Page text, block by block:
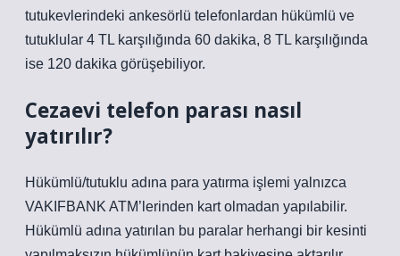
tutukevlerindeki ankesörlü telefonlardan hükümlü ve
tutuklular 4 TL karşılığında 60 dakika, 8 TL karşılığında
ise 120 dakika görüşebiliyor.
Cezaevi telefon parası nasıl
yatırılır?
Hükümlü/tutuklu adına para yatırma işlemi yalnızca
VAKIFBANK ATM’lerinden kart olmadan yapılabilir.
Hükümlü adına yatırılan bu paralar herhangi bir kesinti